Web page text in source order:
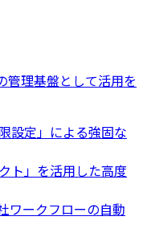
管理基盤として活用を
設定」による強固な
ト」を活用した高度
ワークフローの自動